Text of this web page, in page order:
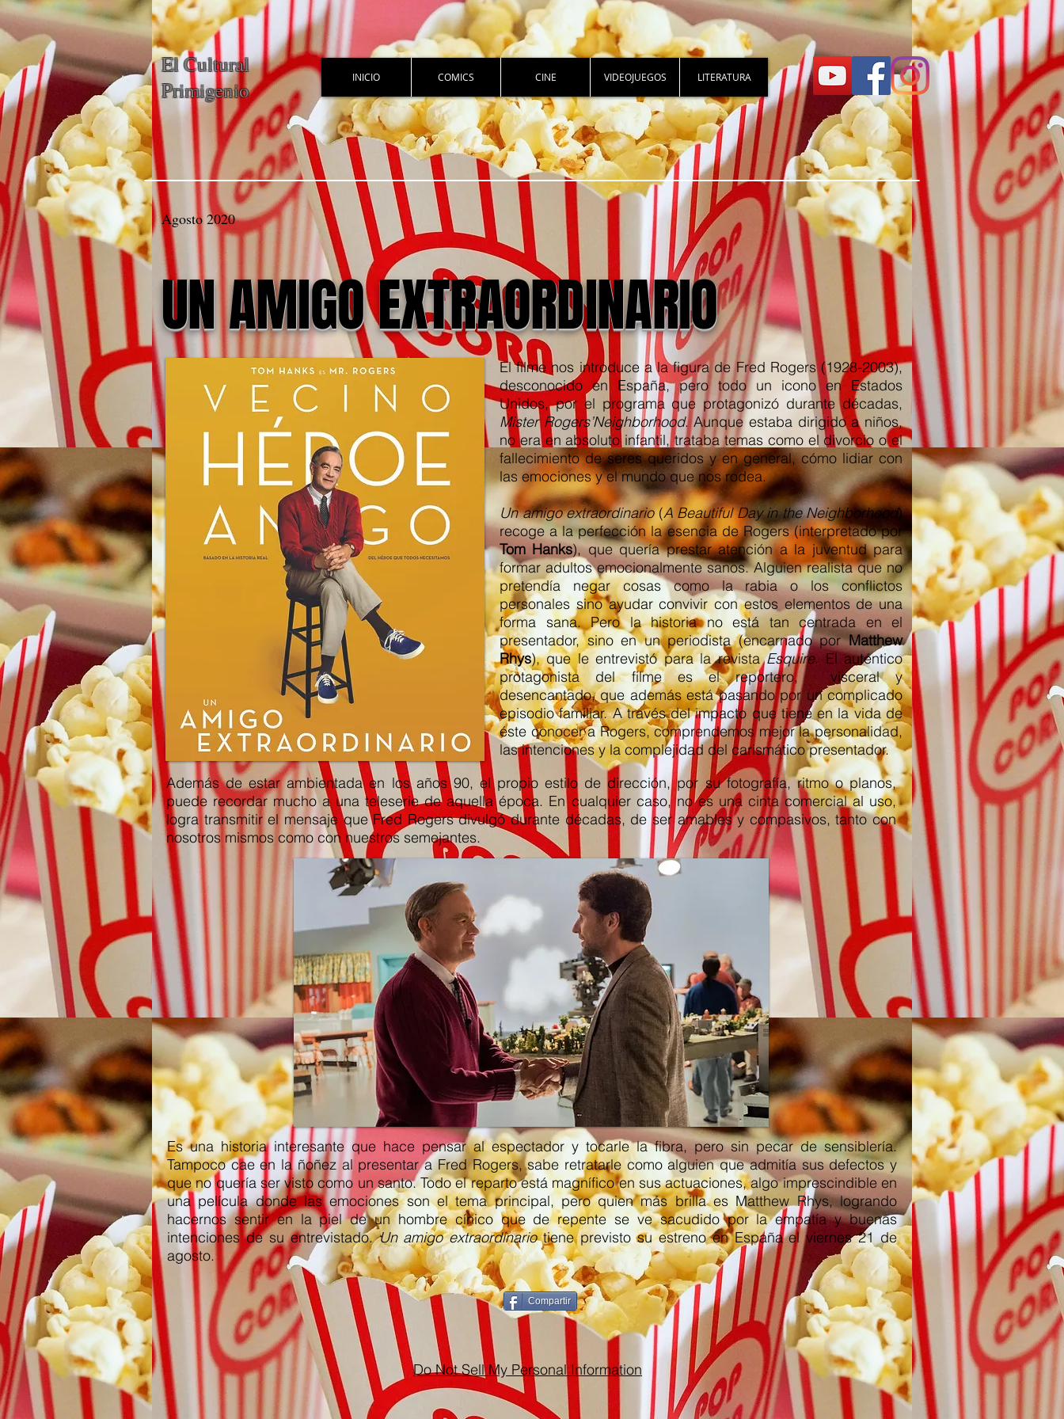
El Cultural
Primigenio
INICIO COMICS CINE VIDEOJUEGOS LITERATURA
Agosto 2020
UN AMIGO EXTRAORDINARIO
El filme nos introduce a la figura de Fred Rogers (1928-2003),
desconocido en España, pero todo un icono en Estados
Unidos, por el programa que protagonizó durante décadas,
Mister Rogers’Neighborhood. Aunque estaba dirigido a niños,
no era en absoluto infantil, trataba temas como el divorcio o el
fallecimiento de seres queridos y en general, cómo lidiar con
las emociones y el mundo que nos rodea.
Un amigo extraordinario(A Beautiful Day in the Neighborhood)
recoge a la perfección la esencia de Rogers (interpretado por
Tom Hanks), que quería prestar atención a la juventud para
formar adultos emocionalmente sanos. Alguien realista que no
pretendía negar cosas como la rabia o los conflictos
personales sino ayudar convivir con estos elementos de una
forma sana. Pero la historia no está tan centrada en el
presentador, sino en un periodista (encarnado porMatthew
Rhys), que le entrevistó para la revistaEsquire. El auténtico
protagonista del filme es el reportero, visceral y
desencantado, que además está pasando por un complicado
episodio familiar. A través del impacto que tiene en la vida de
éste conocer a Rogers, comprendemos mejor la personalidad,
las intenciones y la complejidad del carismático presentador.
Además de estar ambientada en los años 90, el propio estilo de dirección, por su fotografía, ritmo o planos,
puede recordar mucho a una teleserie de aquella época. En cualquier caso, no es una cinta comercial al uso,
logra transmitir el mensaje que Fred Rogers divulgó durante décadas, de ser amables y compasivos, tanto con
nosotros mismos como con nuestros semejantes.
Es una historia interesante que hace pensar al espectador y tocarle la fibra, pero sin pecar de sensiblería.
Tampoco cae en la ñoñez al presentar a Fred Rogers, sabe retratarle como alguien que admitía sus defectos y
que no quería ser visto como un santo. Todo el reparto está magnífico en sus actuaciones, algo imprescindible en
una película donde las emociones son el tema principal, pero quien más brilla es Matthew Rhys, logrando
hacernos sentir en la piel de un hombre cínico que de repente se ve sacudido por la empatía y buenas
intenciones de su entrevistado.Un amigo extraordinariotiene previsto su estreno en España el viernes 21 de
agosto.
Compartir
Do Not Sell My Personal Information